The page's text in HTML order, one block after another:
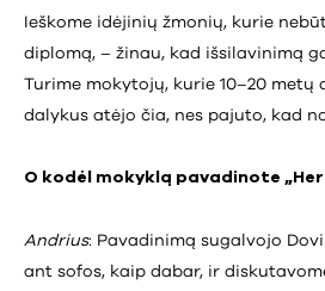
Ieškome idėjinių žmonių, kurie
diplomą, – žinau, kad išsilavinimą
Turime mokytojų, kurie 10–20 metų
dalykus atėjo čia, nes pajuto, kad
O kodėl mokyklą pavadinote
Andrius: Pavadinimą sugalvojo
ant sofos, kaip dabar, ir